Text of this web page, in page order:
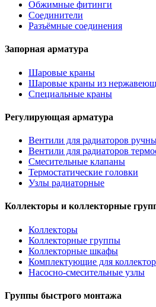
Обжимные фитинги
Соединители
Разъёмные соединения
Запорная арматура
Шаровые краны
Шаровые краны из
Специальные краны
Регулирующая арматура
Вентили для радиаторов
Вентили для радиаторов
Смесительные клапаны
Термостатические головки
Узлы радиаторные
Коллекторы и коллекторные
Коллекторы
Коллекторные группы
Коллекторные шкафы
Комплектующие для
Насосно-смесительные узлы
Группы быстрого монтажа